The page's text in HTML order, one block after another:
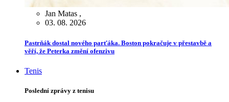
Jan Matas ,
03. 08. 2026
Pastrňák dostal nového parťáka. Boston pokračuje v přestavbě a
věří, že Peterka změní ofenzivu
Tenis
Poslední zprávy z tenisu